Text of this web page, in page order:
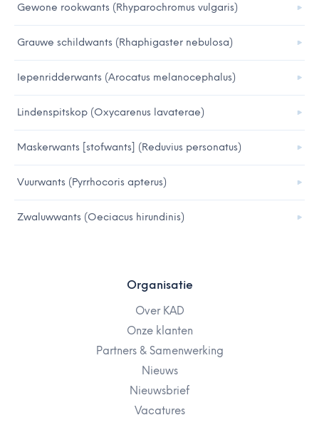
Gewone rookwants (Rhyparochromus vulgaris)
Grauwe schildwants (Rhaphigaster nebulosa)
Iepenridderwants (Arocatus melanocephalus)
Lindenspitskop (Oxycarenus lavaterae)
Maskerwants [stofwants] (Reduvius personatus)
Vuurwants (Pyrrhocoris apterus)
Zwaluwwants (Oeciacus hirundinis)
Organisatie
Over KAD
Onze klanten
Partners & Samenwerking
Nieuws
Nieuwsbrief
Vacatures